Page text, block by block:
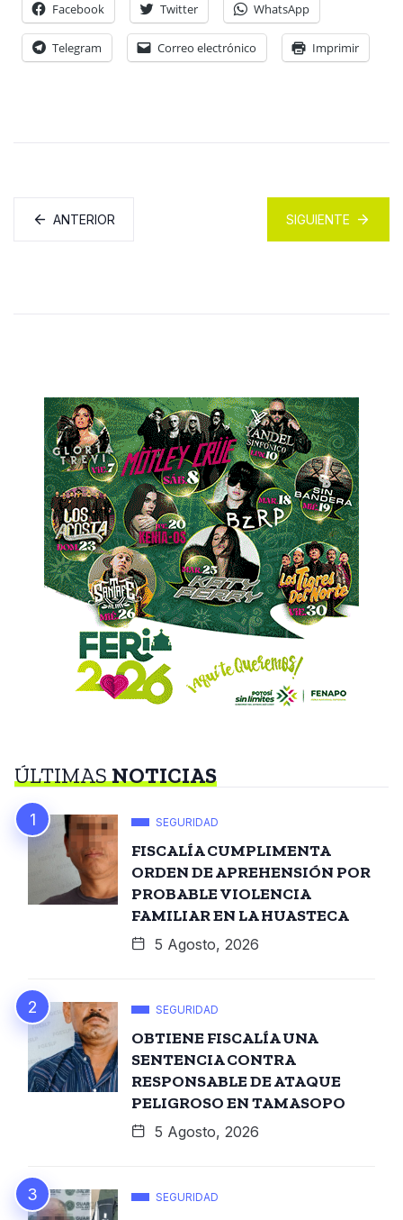
Facebook Twitter WhatsApp
Telegram Correo electrónico Imprimir
ANTERIOR SIGUIENTE
ÚLTIMASNOTICIAS
SEGURIDAD
FISCALÍA CUMPLIMENTA
ORDEN DE APREHENSIÓN POR
PROBABLE VIOLENCIA
FAMILIAR EN LA HUASTECA
5 Agosto, 2026
SEGURIDAD
OBTIENE FISCALÍA UNA
SENTENCIA CONTRA
RESPONSABLE DE ATAQUE
PELIGROSO EN TAMASOPO
5 Agosto, 2026
SEGURIDAD